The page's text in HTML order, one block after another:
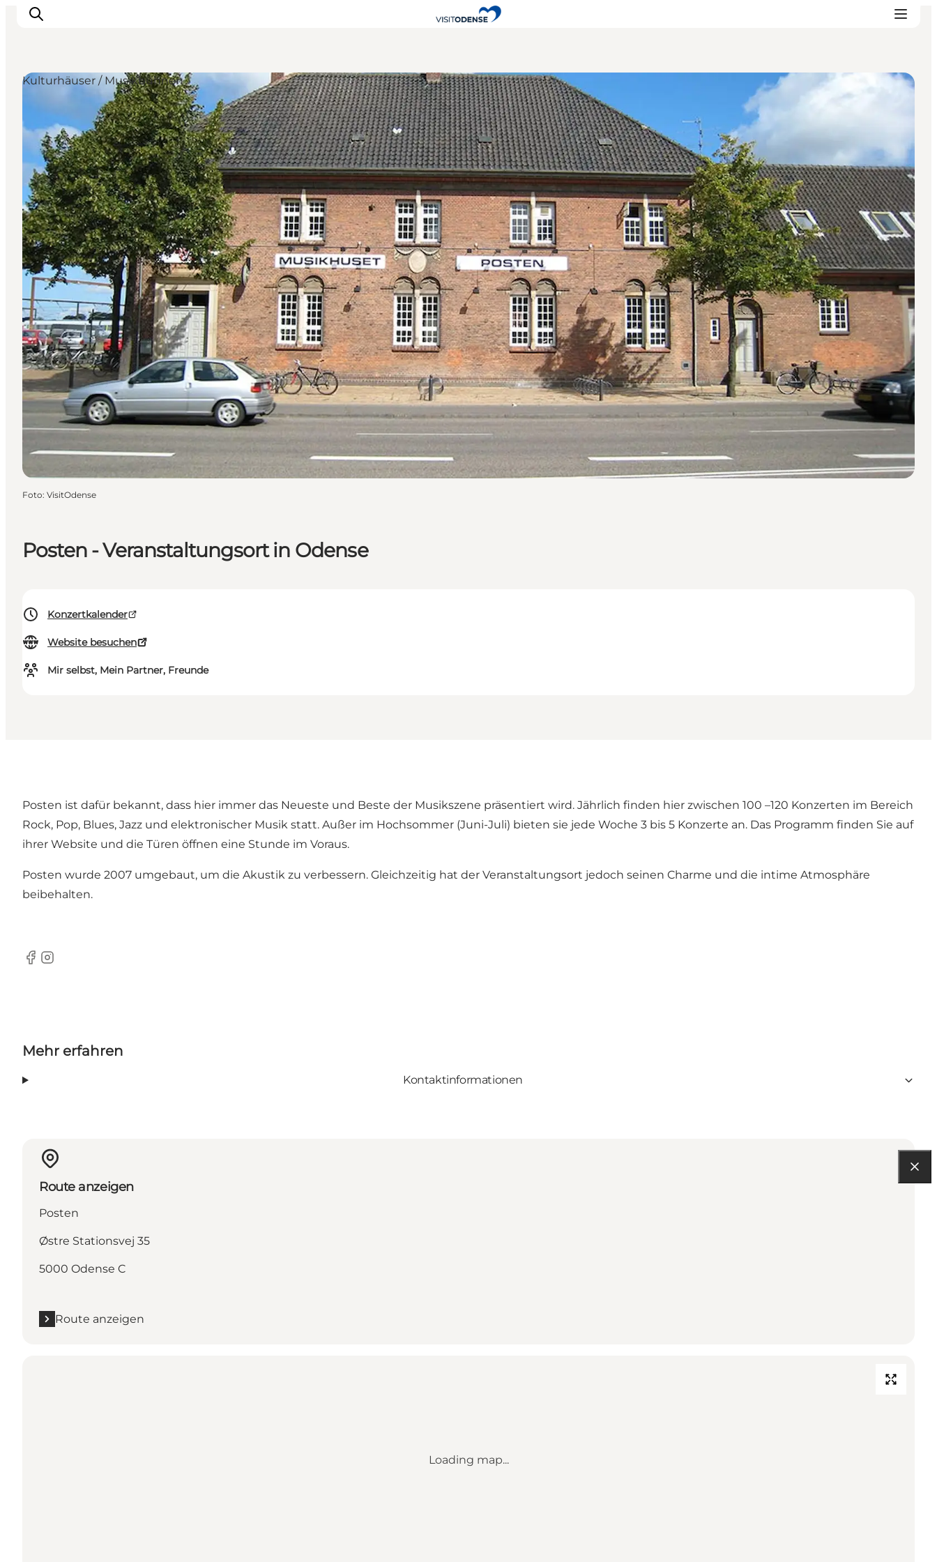
Odense erleben
Veranstaltungen
Reiseplanung
Inspiration
Posten - Veranstaltungsort in Odense
Konzertkalender
Website besuchen
Mir selbst, Mein Partner, Freunde
Kulturhäuser / Musikbühnen
Foto: VisitOdense
Posten ist dafür bekannt, dass hier immer das Neueste und Beste der Musikszene präsentiert wird. Jährlich finden hier zwischen 100 –120 Konzerten im Bereich
Rock, Pop, Blues, Jazz und elektronischer Musik statt. Außer im Hochsommer (Juni-Juli) bieten sie jede Woche 3 bis 5 Konzerte an. Das Programm finden Sie auf
ihrer Website und die Türen öffnen eine Stunde im Voraus.
Posten wurde 2007 umgebaut, um die Akustik zu verbessern. Gleichzeitig hat der Veranstaltungsort jedoch seinen Charme und die intime Atmosphäre
beibehalten.
Facebook
Instagram
Mehr erfahren
Kontaktinformationen
Route anzeigen
Posten
Østre Stationsvej 35
5000 Odense C
Route anzeigen
Loading map...